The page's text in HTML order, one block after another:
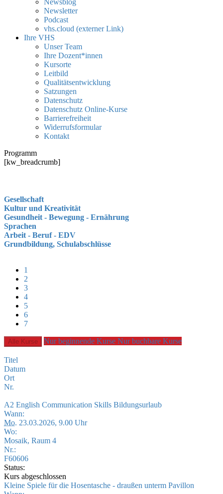
Newsblog
Newsletter
Podcast
vhs.cloud (externer Link)
Ihre VHS
Unser Team
Ihre Dozent*innen
Kursorte
Leitbild
Qualitätsentwicklung
Satzungen
Datenschutz
Datenschutz Online-Kurse
Barrierefreiheit
Widerrufsformular
Kontakt
Programm
[kw_breadcrumb]
Gesellschaft
Kultur und Kreativität
Gesundheit - Bewegung - Ernährung
Sprachen
Arbeit - Beruf - EDV
Grundbildung, Schulabschlüsse
1
2
3
4
5
6
7
Alle Kurse Nur beginnende Kurse Nur buchbare Kurse
Titel
Datum
Ort
Nr.
A2 English Communication Skills Bildungsurlaub
Wann:
Mo. 23.03.2026, 9.00 Uhr
Wo:
Mosaik, Raum 4
Nr.:
F60606
Status:
Kurs abgeschlossen
Kleine Spiele für die Hosentasche - draußen unterm Pavillon